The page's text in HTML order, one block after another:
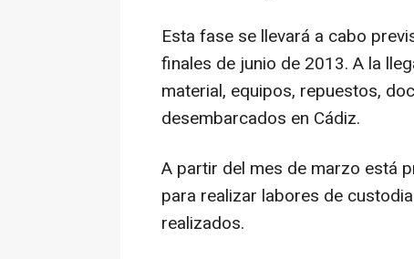
Esta fase se llevará a cabo
finales de junio de 2013. A la
material, equipos, repuestos,
desembarcados en Cádiz.
A partir del mes de marzo está
para realizar labores de
realizados.